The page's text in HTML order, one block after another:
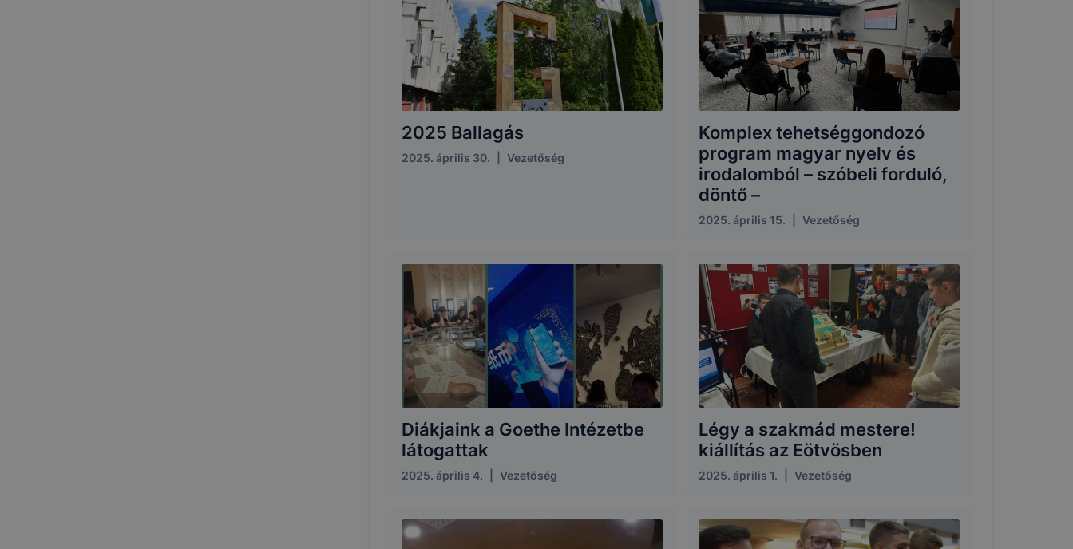
2025 Ballagás
2025. április 30. Vezetőség
Komplex tehetséggondozó
program magyar nyelv és
irodalomból – szóbeli forduló,
döntő –
2025. április 15. Vezetőség
Diákjaink a Goethe Intézetbe
látogattak
2025. április 4. Vezetőség
Légy a szakmád mestere!
kiállítás az Eötvösben
2025. április 1. Vezetőség